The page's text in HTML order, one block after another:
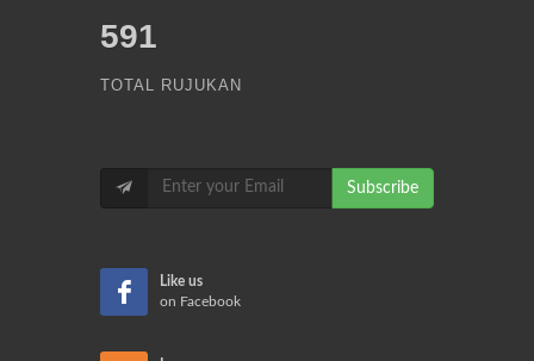
591
TOTAL RUJUKAN
Subscribe
Like us
on Facebook